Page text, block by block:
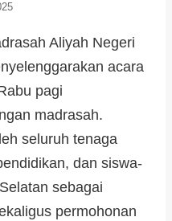
Aliyah Negeri
acara
pagi
madrasah.
seluruh tenaga
dan siswa-
sebagai
permohonan